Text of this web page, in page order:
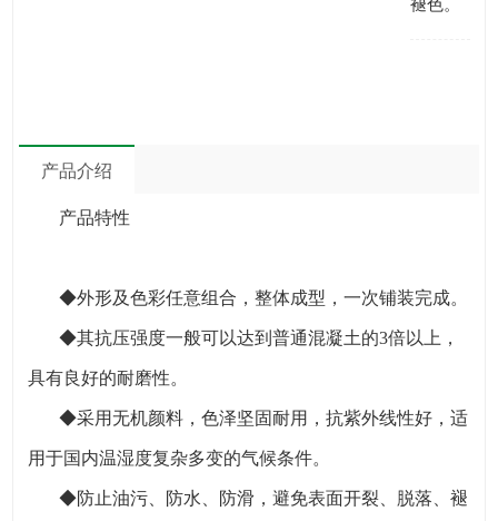
褪色。
产品介绍
产品特性
◆外形及色彩任意组合，整体成型，一次铺装完成。
◆其抗压强度一般可以达到普通混凝土的3倍以上，
具有良好的耐磨性。
◆采用无机颜料，色泽坚固耐用，抗紫外线性好，适
用于国内温湿度复杂多变的气候条件。
◆防止油污、防水、防滑，避免表面开裂、脱落、褪